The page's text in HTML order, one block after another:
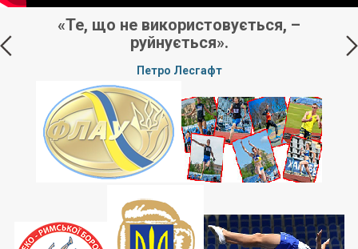
«Те, що не використовується, –
руйнується».
Петро Лесгафт